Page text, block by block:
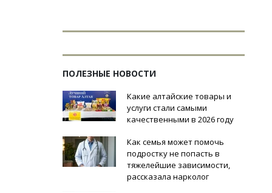
ПОЛЕЗНЫЕ НОВОСТИ
Какие алтайские товары и
услуги стали самыми
качественными в 2026 году
Как семья может помочь
подростку не попасть в
тяжелейшие зависимости,
рассказала нарколог